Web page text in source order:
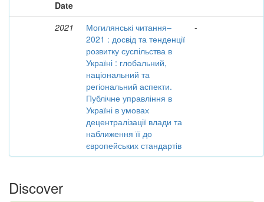
Date
2021
Могилянські читання–
2021 : досвід та тенденції
розвитку суспільства в
Україні : глобальний,
національний та
регіональний аспекти.
Публічне управління в
Україні в умовах
децентралізації влади та
наближення її до
європейських стандартів
-
Discover